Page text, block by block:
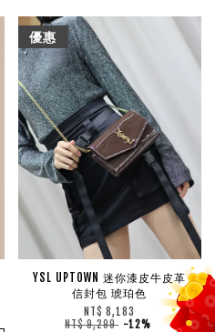
優惠
YSL UPTOWN 迷你漆皮牛皮革
信封包 琥珀色
NT$ 8,183
NT$ 9,299 -12%